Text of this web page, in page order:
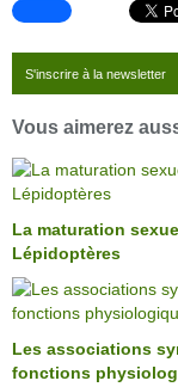
S'inscrire à la newsletter
Vous aimerez
La maturation
Lépidoptères
Les associations
fonctions